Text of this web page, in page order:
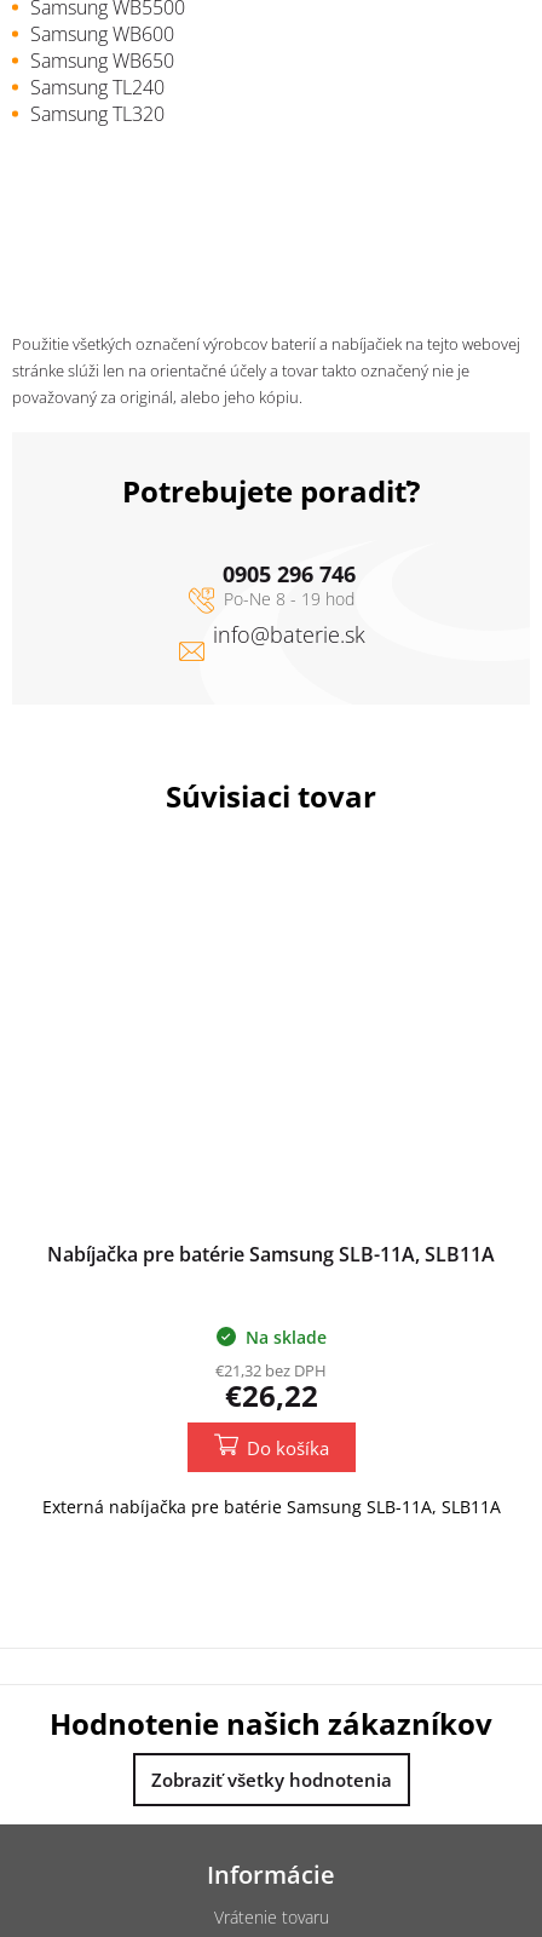
Súvisiaci tovar
Nabíjačka pre batérie Samsung SLB-11A, SLB11A
Na sklade
€21,32 bez DPH
€26,22
Do košíka
Externá nabíjačka pre batérie Samsung SLB-11A, SLB11A
Samsung WB5500
Samsung WB600
Samsung WB650
Samsung TL240
Samsung TL320
Použitie všetkých označení výrobcov baterií a nabíjačiek na tejto webovej
stránke slúži len na orientačné účely a tovar takto označený nie je
považovaný za originál, alebo jeho kópiu.
Potrebujete poradiť?
info@baterie.sk
0905 296 746
Hodnotenie našich zákazníkov
Zobraziť všetky hodnotenia
Z
Informácie
Vrátenie tovaru